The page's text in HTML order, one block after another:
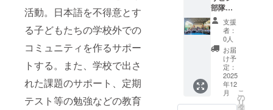
活動。日本語を不得意とす
る子どもたちの学校外での
コミュニティを作るサポー
トする。また、学校で出さ
れた課題のサポート、定期
テスト等の勉強などの教育
クスレ
ター】
現地の
子ども
たちの
笑顔と
共に、
活動報
告を添
えたお
手紙を
部隊時
のアー
トワー
ク】前
海外部
隊で
フィリ
ピンの
小学校
で行っ
たアー
支援
者：
0人
お届
け予
定：
2025
年12
月
こ
の
リ
タ